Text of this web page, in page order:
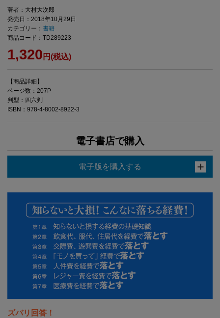
著者：大村大次郎
発売日：2018年10月29日
カテゴリー： 書籍
商品コード：TD289223
1,320 円(税込)
【商品詳細】
ページ数：207P
判型：四六判
ISBN：978-4-8002-8922-3
電子書店で購入
電子版を購入する
ズバリ回答！